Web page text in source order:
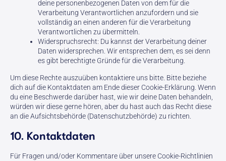
deine personenbezogenen Daten von dem für die
Verarbeitung Verantwortlichen anzufordern und sie
vollständig an einen anderen für die Verarbeitung
Verantwortlichen zu übermitteln.
Widerspruchsrecht: Du kannst der Verarbeitung deiner
Daten widersprechen. Wir entsprechen dem, es sei denn
es gibt berechtigte Gründe für die Verarbeitung.
Um diese Rechte auszuüben kontaktiere uns bitte. Bitte beziehe
dich auf die Kontaktdaten am Ende dieser Cookie-Erklärung. Wenn
du eine Beschwerde darüber hast, wie wir deine Daten behandeln,
würden wir diese gerne hören, aber du hast auch das Recht diese
an die Aufsichtsbehörde (Datenschutzbehörde) zu richten.
10. Kontaktdaten
Für Fragen und/oder Kommentare über unsere Cookie-Richtlinien